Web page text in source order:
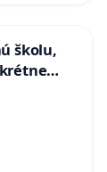
školu,
v